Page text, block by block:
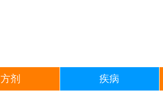
方剂 疾病